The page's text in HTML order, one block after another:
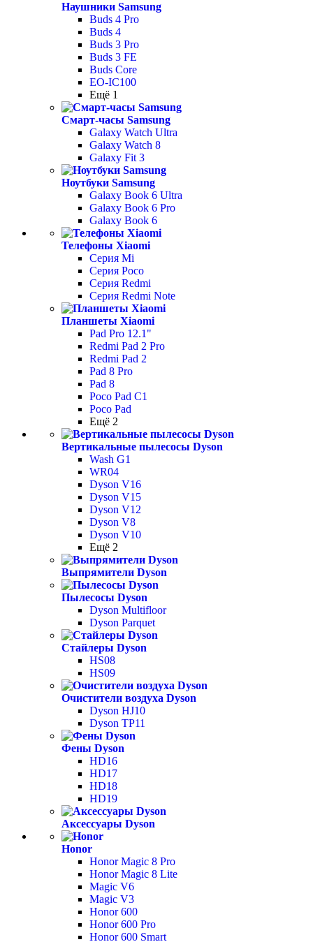
Наушники Samsung
Buds 4 Pro
Buds 4
Buds 3 Pro
Buds 3 FE
Buds Core
EO-IC100
Ещё 1
Смарт-часы Samsung
Galaxy Watch Ultra
Galaxy Watch 8
Galaxy Fit 3
Ноутбуки Samsung
Galaxy Book 6 Ultra
Galaxy Book 6 Pro
Galaxy Book 6
Телефоны Xiaomi
Серия Mi
Серия Poco
Серия Redmi
Серия Redmi Note
Планшеты Xiaomi
Pad Pro 12.1"
Redmi Pad 2 Pro
Redmi Pad 2
Pad 8 Pro
Pad 8
Poco Pad С1
Poco Pad
Ещё 2
Вертикальные пылесосы Dyson
Wash G1
WR04
Dyson V16
Dyson V15
Dyson V12
Dyson V8
Dyson V10
Ещё 2
Выпрямители Dyson
Пылесосы Dyson
Dyson Multifloor
Dyson Parquet
Стайлеры Dyson
HS08
HS09
Очистители воздуха Dyson
Dyson HJ10
Dyson TP11
Фены Dyson
HD16
HD17
HD18
HD19
Аксессуары Dyson
Honor
Honor Magic 8 Pro
Honor Magic 8 Lite
Magic V6
Magic V3
Honor 600
Honor 600 Pro
Honor 600 Smart